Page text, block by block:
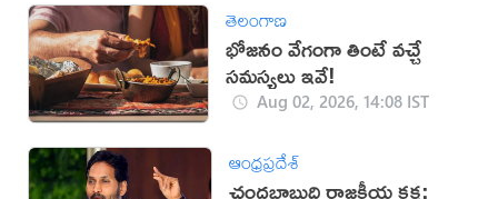
తెలంగాణ
భోజనం వేగంగా తింటే వచ్చే
సమస్యలు ఇవే!
Aug 02, 2026, 14:08 IST
ఆంధ్రప్రదేశ్
చంద్రబాబుది రాజకీయ కక్ష: